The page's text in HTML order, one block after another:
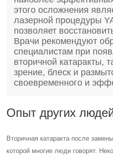
этого осложнения
лазерной процедуры
позволяет
Врачи рекомендуют
специалистам при
вторичной катаракты,
зрение, блеск и
своевременного и
Опыт других
Вторичная катаракта после
которой многие люди говорят.